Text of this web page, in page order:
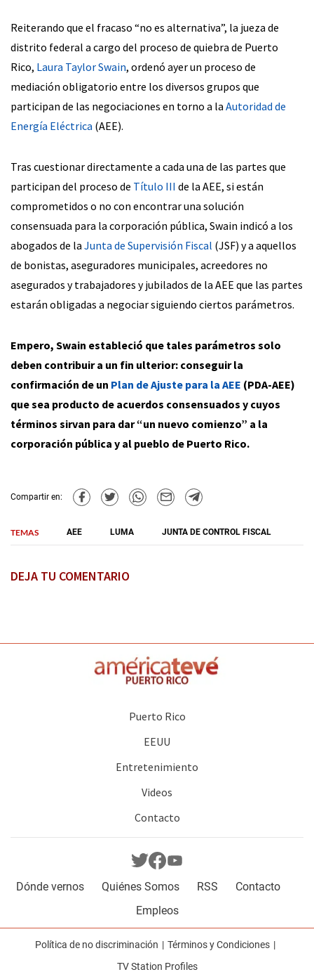
Reiterando que el fracaso “no es alternativa”, la jueza de
distrito federal a cargo del proceso de quiebra de Puerto
Rico, Laura Taylor Swain, ordenó ayer un proceso de
mediación obligatorio entre los diversos grupos que
participan de las negociaciones en torno a la Autoridad de
Energía Eléctrica (AEE).
Tras cuestionar directamente a cada una de las partes que
participan del proceso de Título III de la AEE, si están
comprometidos o no con encontrar una solución
consensuada para la corporación pública, Swain indicó a los
abogados de la Junta de Supervisión Fiscal (JSF) y a aquellos
de bonistas, aseguradores municipales, acreedores no
asegurados y trabajadores y jubilados de la AEE que las partes
estarán obligadas a negociar siguiendo ciertos parámetros.
Empero, Swain estableció que tales parámetros solo
deben contribuir a un fin ulterior: conseguir la
confirmación de un Plan de Ajuste para la AEE (PDA-AEE)
que sea producto de acuerdos consensuados y cuyos
términos sirvan para dar “un nuevo comienzo” a la
corporación pública y al pueblo de Puerto Rico.
Compartir en:
TEMAS AEE LUMA JUNTA DE CONTROL FISCAL
DEJA TU COMENTARIO
Puerto Rico
EEUU
Entretenimiento
Videos
Contacto
Dónde vernos Quiénes Somos RSS
Contacto
Empleos
Política de no discriminación
Términos y Condiciones
TV Station Profiles